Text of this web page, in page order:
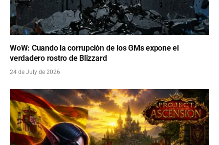
WoW: Cuando la corrupción de los GMs expone el
verdadero rostro de Blizzard
24 de July de 2026